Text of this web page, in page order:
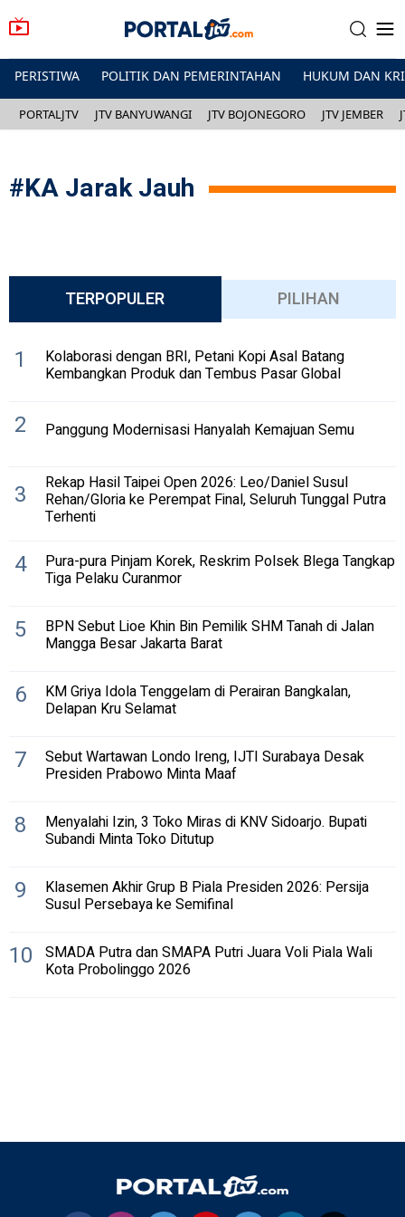
PERISTIWA POLITIK DAN PEMERINTAHAN HUKUM DAN
PORTALJTV JTV BANYUWANGI JTV BOJONEGORO JTV JEMBER
#KA Jarak Jauh
TERPOPULER PILIHAN
1 Kolaborasi dengan BRI, Petani Kopi Asal Batang
Kembangkan Produk dan Tembus Pasar Global
2 Panggung Modernisasi Hanyalah Kemajuan Semu
3 Rekap Hasil Taipei Open 2026: Leo/Daniel Susul
Rehan/Gloria ke Perempat Final, Seluruh Tunggal Putra
Terhenti
4 Pura-pura Pinjam Korek, Reskrim Polsek Blega Tangkap
Tiga Pelaku Curanmor
5 BPN Sebut Lioe Khin Bin Pemilik SHM Tanah di Jalan
Mangga Besar Jakarta Barat
6 KM Griya Idola Tenggelam di Perairan Bangkalan,
Delapan Kru Selamat
7 Sebut Wartawan Londo Ireng, IJTI Surabaya Desak
Presiden Prabowo Minta Maaf
8 Menyalahi Izin, 3 Toko Miras di KNV Sidoarjo. Bupati
Subandi Minta Toko Ditutup
9 Klasemen Akhir Grup B Piala Presiden 2026: Persija
Susul Persebaya ke Semifinal
10 SMADA Putra dan SMAPA Putri Juara Voli Piala Wali
Kota Probolinggo 2026